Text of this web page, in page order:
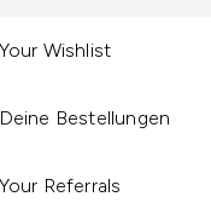
Your Wishlist
Deine Bestellungen
Your Referrals
TEA TREE